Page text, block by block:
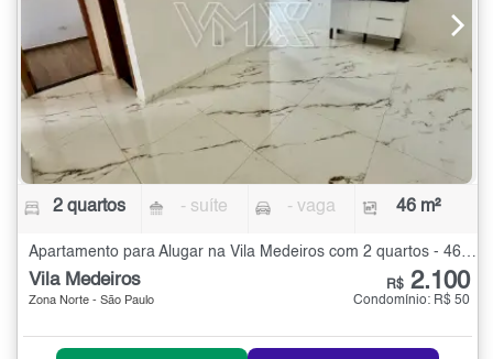
2 quartos - suíte - vaga 46 m²
Apartamento para Alugar na Vila Medeiros com 2 quartos - 46 m²
Vila Medeiros
Zona Norte - São Paulo
R$ 2.100
Condomínio: R$ 50